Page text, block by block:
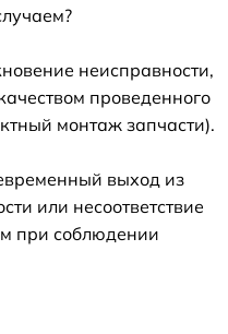
неисправности,
проведенного
монтаж запчасти).
выход из
или несоответствие
при соблюдении